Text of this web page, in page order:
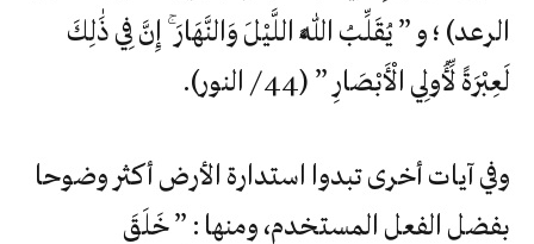
الرعد) ؛ و ” يُقَلِّبُ اللَّهُ اللَّيْلَ وَالنَّهَارَ ۚ إِنَّ فِي ذَٰلِكَ
لَعِبْرَةً لِّأُولِي الْأَبْصَارِ ” (44/ النور).
وفي آيات أخرى تبدوا استدارة الأرض أكثر وضوحا
بفضل الفعل المستخدم، ومنها : ” خَلَقَ